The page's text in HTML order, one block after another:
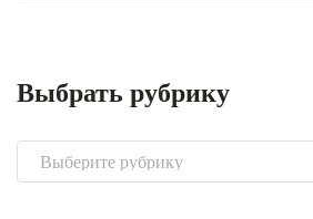
Выбрать рубрику
Выбрать
рубрику